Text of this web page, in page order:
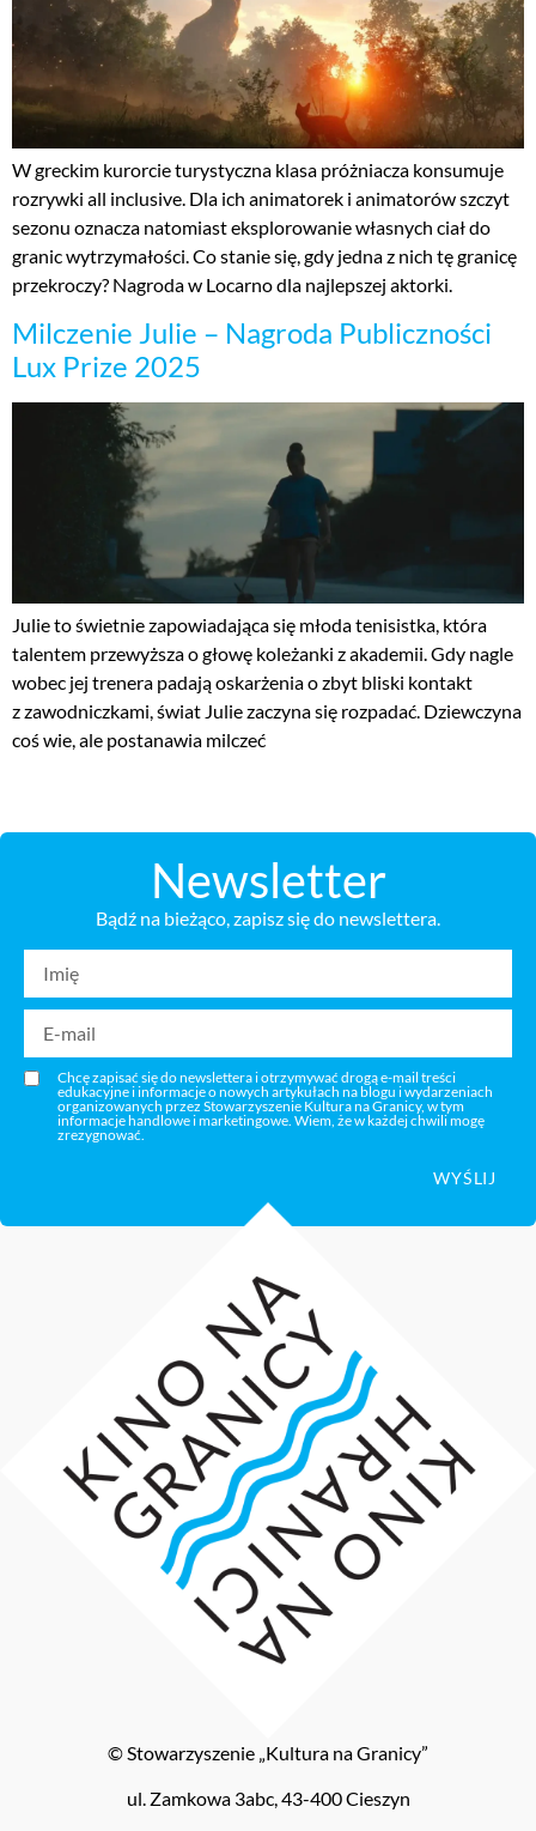
W greckim kurorcie turystyczna klasa próżniacza konsumuje
rozrywki all inclusive. Dla ich animatorek i animatorów szczyt
sezonu oznacza natomiast eksplorowanie własnych ciał do
granic wytrzymałości. Co stanie się, gdy jedna z nich tę granicę
przekroczy? Nagroda w Locarno dla najlepszej aktorki.
Milczenie Julie – Nagroda Publiczności
Lux Prize 2025
Julie to świetnie zapowiadająca się młoda tenisistka, która
talentem przewyższa o głowę koleżanki z akademii. Gdy nagle
wobec jej trenera padają oskarżenia o zbyt bliski kontakt
z zawodniczkami, świat Julie zaczyna się rozpadać. Dziewczyna
coś wie, ale postanawia milczeć
Newsletter
Bądź na bieżąco, zapisz się do newslettera.
Chcę zapisać się do newslettera i otrzymywać drogą e-mail treści
edukacyjne i informacje o nowych artykułach na blogu i wydarzeniach
organizowanych przez Stowarzyszenie Kultura na Granicy, w tym
informacje handlowe i marketingowe. Wiem, że w każdej chwili mogę
zrezygnować.
WYŚLIJ
© Stowarzyszenie „Kultura na Granicy”
ul. Zamkowa 3abc, 43-400 Cieszyn